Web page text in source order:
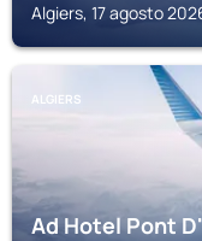
Algiers, 17 agosto
ALGIERS
Ad Hotel Pont